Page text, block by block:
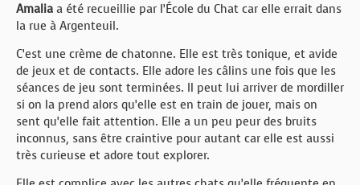
Amalia a été recueillie par l’École du Chat car elle errait dans
la rue à Argenteuil.
C’est une crème de chatonne. Elle est très tonique, et avide
de jeux et de contacts. Elle adore les câlins une fois que les
séances de jeu sont terminées. Il peut lui arriver de mordiller
si on la prend alors qu’elle est en train de jouer, mais on
sent qu’elle fait attention. Elle a un peu peur des bruits
inconnus, sans être craintive pour autant car elle est aussi
très curieuse et adore tout explorer.